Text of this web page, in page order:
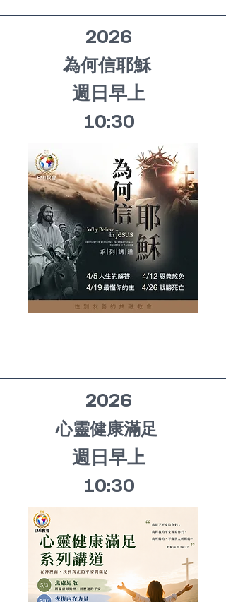
2026
​為何信耶穌​
週日早上
10:30
2026
心靈健康滿足
週日早上
10:30